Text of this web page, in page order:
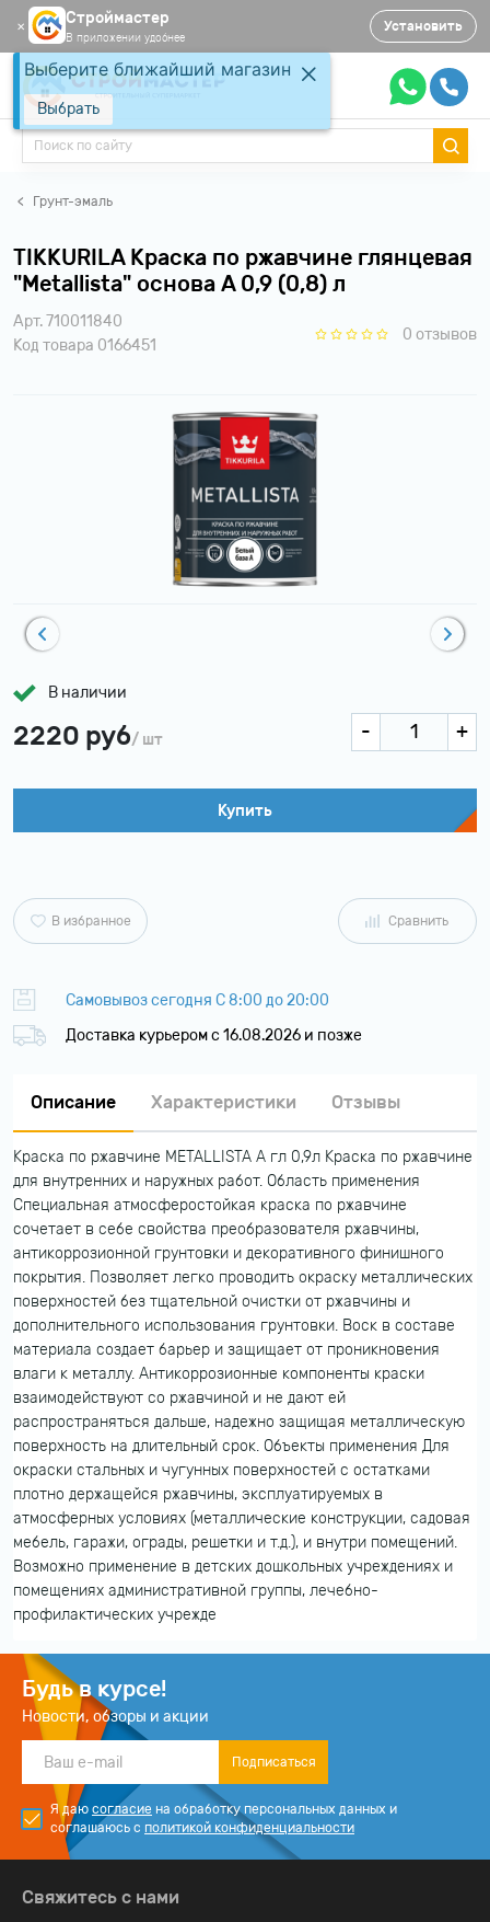
✕ Строймастер
В приложении удобнее
Установить
Грунт-эмаль
TIKKURILA Краска по ржавчине глянцевая
"Metallista" основа A 0,9 (0,8) л
Арт. 710011840
Код товара 0166451
0 отзывов
В наличии
2220 руб/ шт
Купить
Самовывоз сегодня С 8:00 до 20:00
Доставка курьером c 16.08.2026 и позже
В избранное Сравнить
Описание Характеристики Отзывы
Краска по ржавчине METALLISTA A гл 0,9л Краска по ржавчине
для внутренних и наружных работ. Область применения
Специальная атмосферостойкая краска по ржавчине
сочетает в себе свойства преобразователя ржавчины,
антикоррозионной грунтовки и декоративного финишного
покрытия. Позволяет легко проводить окраску металлических
поверхностей без тщательной очистки от ржавчины и
дополнительного использования грунтовки. Воск в составе
материала создает барьер и защищает от проникновения
влаги к металлу. Антикоррозионные компоненты краски
взаимодействуют со ржавчиной и не дают ей
распространяться дальше, надежно защищая металлическую
поверхность на длительный срок. Объекты применения Для
окраски стальных и чугунных поверхностей с остатками
плотно держащейся ржавчины, эксплуатируемых в
атмосферных условиях (металлические конструкции, садовая
мебель, гаражи, ограды, решетки и т.д.), и внутри помещений.
Возможно применение в детских дошкольных учреждениях и
помещениях административной группы, лечебно-
профилактических учрежде
Будь в курсе!
Новости, обзоры и акции
Подписаться
Я даю согласие на обработку персональных данных и
соглашаюсь с политикой конфиденциальности
Свяжитесь с нами
Выберите ближайший магазин
Выбрать